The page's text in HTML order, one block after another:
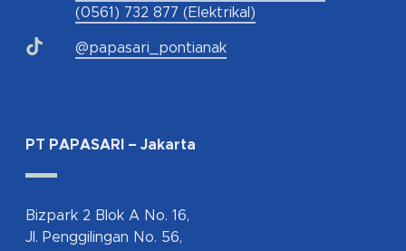
(0561) 732 877 (Elektrikal)
@papasari_pontianak
PT PAPASARI – Jakarta
Bizpark 2 Blok A No. 16,
Jl. Penggilingan No. 56,